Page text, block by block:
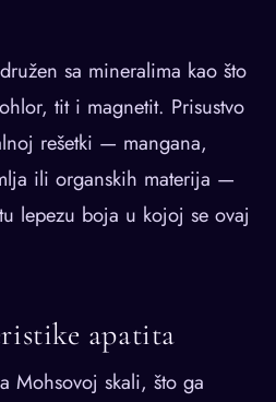
sa mineralima kao što
tit i magnetit. Prisustvo
rešetki — mangana,
ili organskih materija —
lepezu boja u kojoj se ovaj
apatita
Mohsovoj skali, što ga